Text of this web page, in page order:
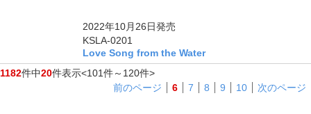
2022年10月26日発売
KSLA-0201
Love Song from the Water
1182件中20件表示<101件～120件>
前のページ
6 7 8 9 10 次のページ